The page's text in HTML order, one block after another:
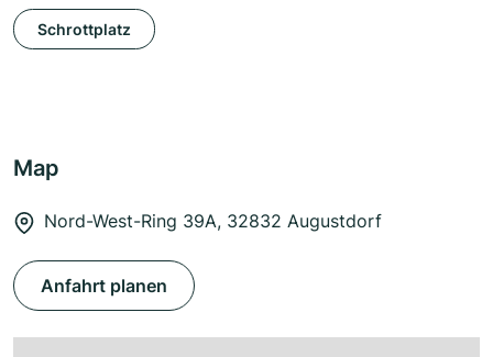
Schrottplatz
Map
Nord-West-Ring 39A, 32832 Augustdorf
Anfahrt planen